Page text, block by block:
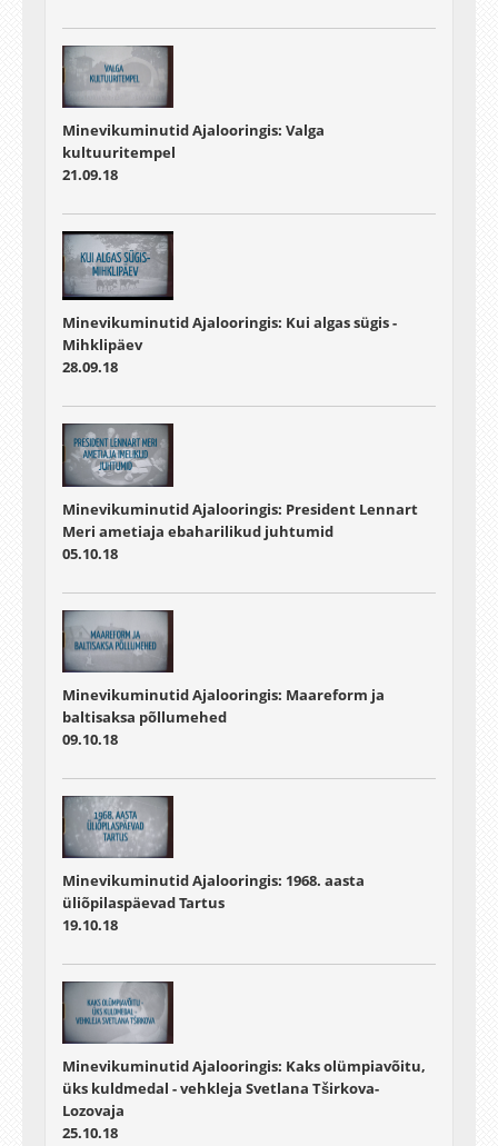
Minevikuminutid Ajalooringis: Valga
kultuuritempel
21.09.18
Minevikuminutid Ajalooringis: Kui algas sügis -
Mihklipäev
28.09.18
Minevikuminutid Ajalooringis: President Lennart
Meri ametiaja ebaharilikud juhtumid
05.10.18
Minevikuminutid Ajalooringis: Maareform ja
baltisaksa põllumehed
09.10.18
Minevikuminutid Ajalooringis: 1968. aasta
üliõpilaspäevad Tartus
19.10.18
Minevikuminutid Ajalooringis: Kaks olümpiavõitu,
üks kuldmedal - vehkleja Svetlana Tširkova-
Lozovaja
25.10.18